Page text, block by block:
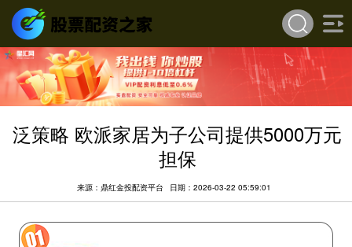
泛策略 欧派家居为子公司提供5000万元
担保
来源：鼎红金投配资平台 日期：2026-03-22 05:59:01